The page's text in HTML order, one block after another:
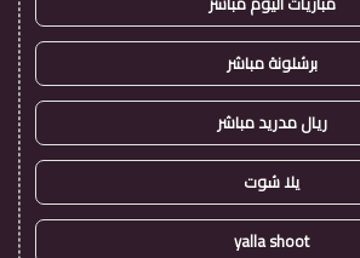
برشلونة مباشر
ريال مدريد مباشر
يلا شوت
yalla shoot